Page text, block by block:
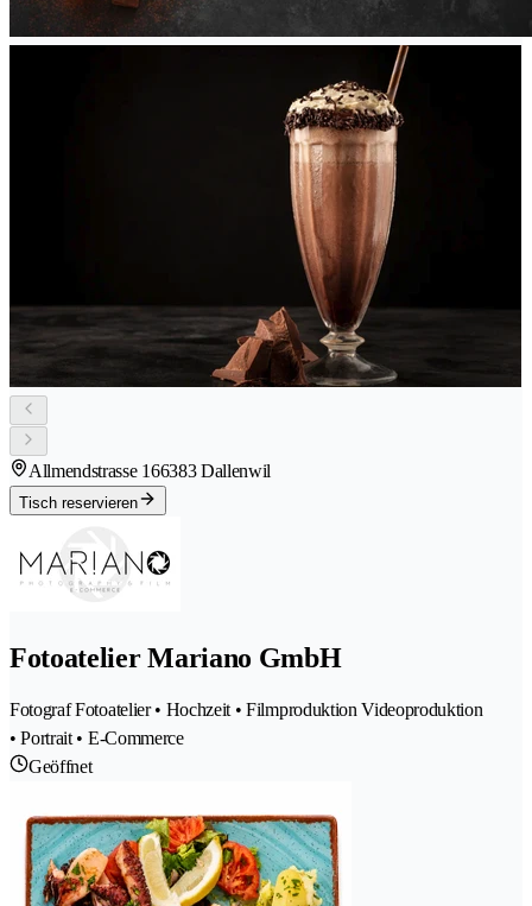
Allmendstrasse 166383 Dallenwil
Tisch reservieren
Fotoatelier Mariano GmbH
Fotograf Fotoatelier • Hochzeit • Filmproduktion Videoproduktion
• Portrait • E-Commerce
Geöffnet